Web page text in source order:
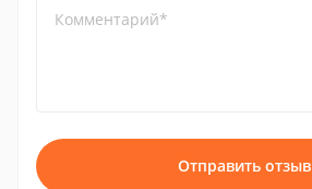
Комментарий*
Отправить отзыв